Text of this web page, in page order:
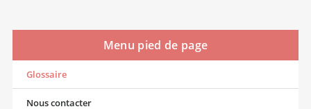
Menu pied de page
Glossaire
Nous contacter